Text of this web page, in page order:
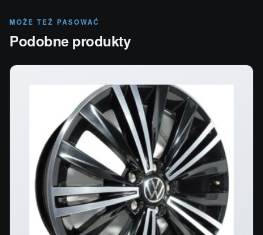
MOŻE TEŻ PASOWAĆ
Podobne produkty